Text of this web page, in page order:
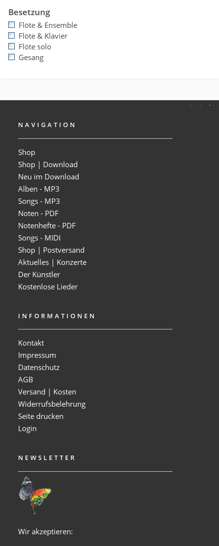
Besetzung
Flöte & Ensemble
Flöte & Klavier
Flöte solo
Gesang
NAVIGATION
Shop
Shop | Download
Neu im Download
Alben - MP3
Songs - MP3
Noten - PDF
Notenhefte - PDF
Songs - MIDI
Shop | Postversand
Aktuelles | Konzerte
Der Künstler
Kostenlose Lieder
INFORMATIONEN
Kontakt
Impressum
Datenschutz
AGB
Versand | Kosten
Widerrufsbelehrung
Seite drucken
Login
NEWSLETTER
Wir akzeptieren: